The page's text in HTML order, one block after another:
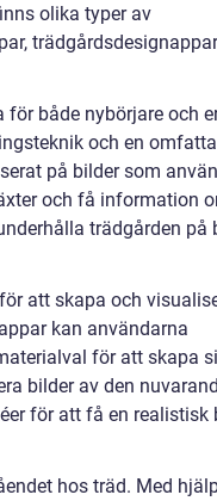
olika typer av
både nybörjare och
och en
på bilder som
och få information
trädgården på
att skapa och
kan användarna
för att skapa
bilder av den
för att få en realistisk
hos träd. Med